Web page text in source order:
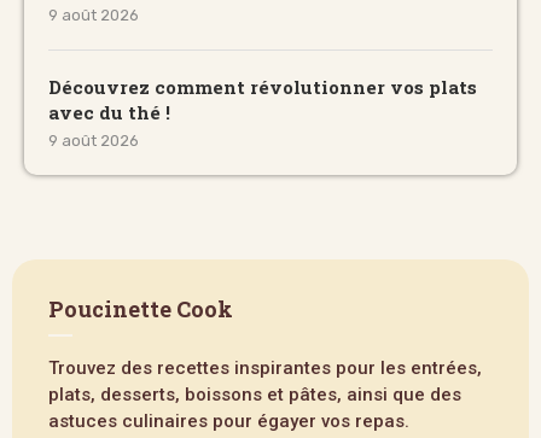
9 août 2026
Découvrez comment révolutionner vos plats
avec du thé !
9 août 2026
Poucinette Cook
Trouvez des recettes inspirantes pour les entrées,
plats, desserts, boissons et pâtes, ainsi que des
astuces culinaires pour égayer vos repas.